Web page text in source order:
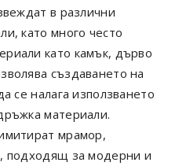
в различни
като много често
като камък, дърво
създаването на
се налага използването
материали.
мрамор,
подходящ за модерни и